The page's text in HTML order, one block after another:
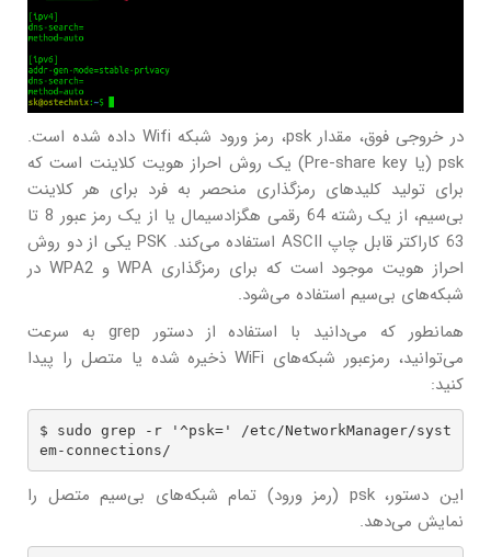
در خروجی فوق، مقدار psk، رمز ورود شبکه Wifi داده شده است.
psk (یا Pre-share key) یک روش احراز هویت کلاینت است که
برای تولید کلیدهای رمزگذاری منحصر به فرد برای هر کلاینت
بی‌سیم، از یک رشته 64 رقمی هگزادسیمال یا از یک رمز عبور 8 تا
63 کاراکتر قابل چاپ ASCII استفاده می‌کند. PSK یکی از دو روش
احراز هویت موجود است که برای رمزگذاری WPA و WPA2 در
شبکه‌های بی‌سیم استفاده می‌شود.
همانطور که می‌دانید با استفاده از دستور grep به سرعت
می‌توانید، رمزعبور شبکه‌های WiFi ذخیره شده یا متصل را پیدا
کنید:
$ sudo grep -r '^psk=' /etc/NetworkManager/syst
em-connections/
این دستور، psk (رمز ورود) تمام شبکه‌های بی‌سیم متصل را
نمایش می‌دهد.